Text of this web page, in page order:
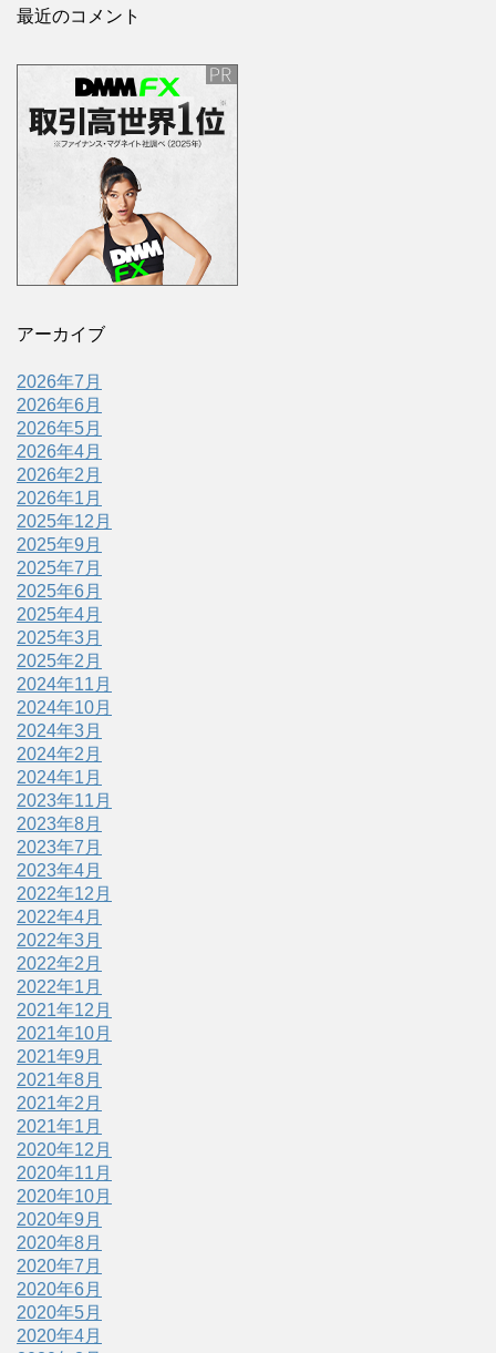
最近のコメント
アーカイブ
2026年7月
2026年6月
2026年5月
2026年4月
2026年2月
2026年1月
2025年12月
2025年9月
2025年7月
2025年6月
2025年4月
2025年3月
2025年2月
2024年11月
2024年10月
2024年3月
2024年2月
2024年1月
2023年11月
2023年8月
2023年7月
2023年4月
2022年12月
2022年4月
2022年3月
2022年2月
2022年1月
2021年12月
2021年10月
2021年9月
2021年8月
2021年2月
2021年1月
2020年12月
2020年11月
2020年10月
2020年9月
2020年8月
2020年7月
2020年6月
2020年5月
2020年4月